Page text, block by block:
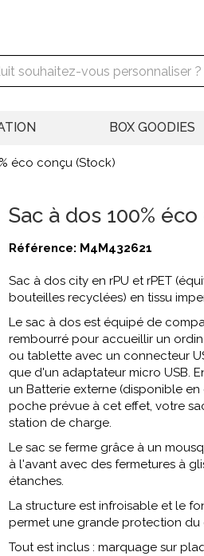
BOX GOODIES
éco conçu (Stock)
Sac à dos 100%
Référence: M4M432621
Sac à dos city en rPU et rPET
bouteilles recyclées) en tissu
Le sac à dos est équipé de
rembourré pour accueillir un
ou tablette avec un connecteur
que d'un adaptateur micro USB.
un Batterie externe (disponible
poche prévue à cet effet, votre
station de charge.
Le sac se ferme grâce à un
à l'avant avec des fermetures à
étanches.
La structure est infroisable et le
permet une grande protection du
Tout est inclus : marquage sur